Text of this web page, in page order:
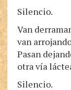
Silencio.
Van
van
Pasan
otra vía
Silencio.